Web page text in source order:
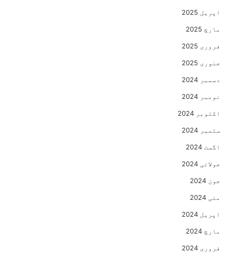
اپریل 2025
مارچ 2025
فروری 2025
جنوری 2025
دسمبر 2024
نومبر 2024
اکتوبر 2024
ستمبر 2024
اگست 2024
جولائی 2024
جون 2024
مئی 2024
اپریل 2024
مارچ 2024
فروری 2024